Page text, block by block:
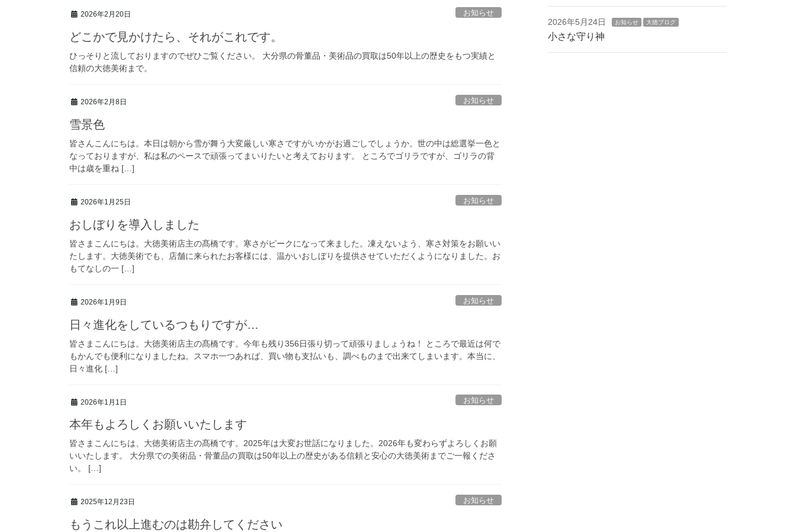
2026年2月20日 お知らせ
どこかで見かけたら、それがこれです。
ひっそりと流しておりますのでぜひご覧ください。 大分県の骨董品・美術品の買取は50年以上の歴史をもつ実績と
信頼の大徳美術まで。
2026年2月8日 お知らせ
雪景色
皆さんこんにちは。本日は朝から雪が舞う大変厳しい寒さですがいかがお過ごしでしょうか。世の中は総選挙一色と
なっておりますが、私は私のペースで頑張ってまいりたいと考えております。 ところでゴリラですが、ゴリラの背
中は歳を重ね […]
2026年1月25日 お知らせ
おしぼりを導入しました
皆さまこんにちは。大徳美術店主の髙橋です。寒さがピークになって来ました。凍えないよう、寒さ対策をお願いい
たします。大徳美術でも、店舗に来られたお客様には、温かいおしぼりを提供させていただくようになりました。お
もてなしの一 […]
2026年1月9日 お知らせ
日々進化をしているつもりですが…
皆さまこんにちは。大徳美術店主の髙橋です。今年も残り356日張り切って頑張りましょうね！ ところで最近は何で
もかんでも便利になりましたね。スマホ一つあれば、買い物も支払いも、調べものまで出来てしまいます。本当に、
日々進化 […]
2026年1月1日 お知らせ
本年もよろしくお願いいたします
皆さまこんにちは、大徳美術店主の髙橋です。2025年は大変お世話になりました。2026年も変わらずよろしくお願
いいたします。 大分県での美術品・骨董品の買取は50年以上の歴史がある信頼と安心の大徳美術までご一報くださ
い。 […]
2025年12月23日 お知らせ
もうこれ以上進むのは勘弁してください
2026年5月24日 お知らせ 大徳ブログ
小さな守り神